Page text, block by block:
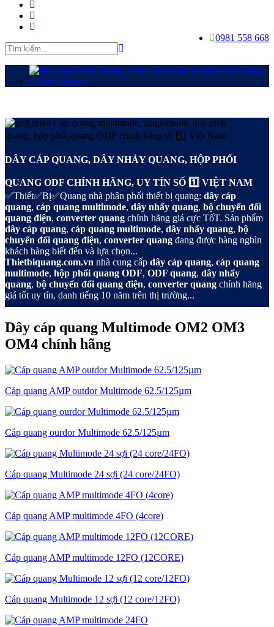
0981 558 668
DÂY CÁP QUANG, DÂY NHẢY QUANG, HỘP PHỐI
QUANG ODF CHÍNH HÃNG, UY TÍN SỐ 1️⃣ VIỆT NAM
✅Thiết✅Bị✅Quang nhà phân phối thiết bị quang: dây cáp
quang, cáp quang multimode, dây nhẩy quang, bộ chuyển đổi
quang điện, converter quang chính hãng giá cực TốT. Sản phẩm
dây cáp quang, cáp quang multimode, dây nhẩy quang, bộ
chuyển đổi quang điện, converter quang đang được hàng nghìn
khách hàng biết đến và lựa chọn...
Thietbiquang.com.vn nhà cung cấp dây cáp quang, cáp quang
multimode, hộp phối quang ODF, ODF quang, dây nhẩy
quang, bộ chuyển đổi quang điện, converter quang chính hãng
giá tốt uy tín, danh tiếng 10 năm trên thị trường...
Dây cáp quang Multimode OM2 OM3
OM4 chính hãng
Cáp quang AMP outdor Multimode 62.5/125µm
Cáp quang ourdor Multimode 62.5/125µm
Cáp quang Multimode 24 sợi (24 core/24FO)
Cáp quang AMP multimode 4FO (4core)
Cáp quang AMP multimode 12FO (12CORE)
Cáp quang Multimode 12 sợi (12 core/12FO)